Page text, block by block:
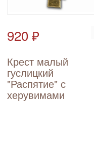
920 ₽
Крест малый
гуслицкий
"Распятие" с
херувимами